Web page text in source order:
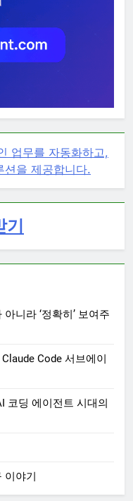
업무를 자동화하고,
션을 제공합니다.
니라 ‘정확히’ 보여주
Code 서브에이
코딩 에이전트 시대의
이야기